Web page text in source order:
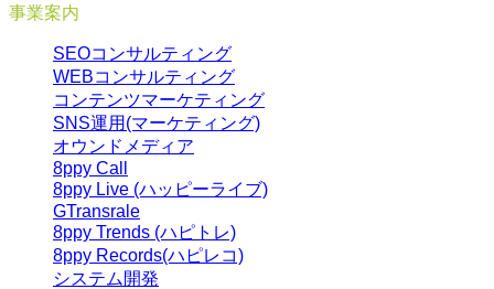
事業案内
SEOコンサルティング
WEBコンサルティング
コンテンツマーケティング
SNS運用(マーケティング)
オウンドメディア
8ppy Call
8ppy Live (ハッピーライブ)
GTransrale
8ppy Trends (ハピトレ)
8ppy Records(ハピレコ)
システム開発